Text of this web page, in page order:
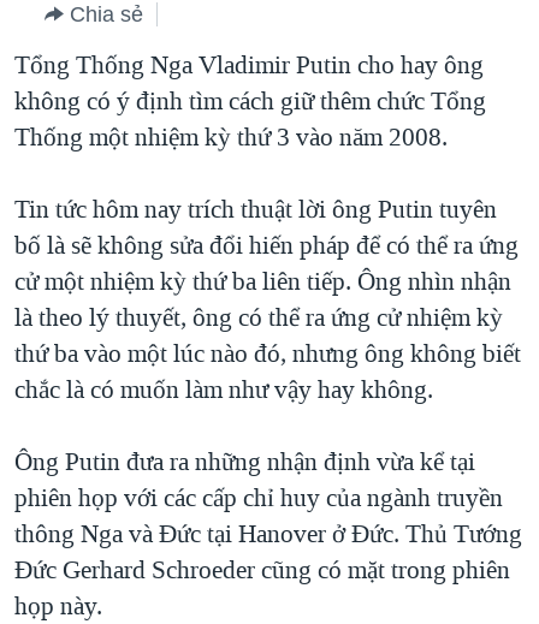
hướng
chính
Đi
"Tìm"
DIỄN ĐÀN
MỤC
TỰ DO BÁO CHÍ
VẠCH TRẦN TIN GIẢ
NGƯỜI VIỆT HẢI NGOẠI
ĐỜI SỐNG
KINH TẾ
KHOA HỌC
THỂ THAO
GIÁO DỤC
CHUYÊN ĐỀ
CHIẾN TRANH THƯƠNG MẠI CỦA MỸ: QUÁ KHỨ VÀ HIỆN
HÀNH TRÌNH BẦU CỬ 2024
MỘT NĂM CHIẾN TRANH TẠI DẢI GAZA
GIẢI MÃ VÀNH ĐAI & CON ĐƯỜNG
NGÀY TỊ NẠN THẾ GIỚI
TRỊNH VĨNH BÌNH - NGƯỜI HẠ 'BÊN THẮNG CUỘC'
CHI PHÍ CHIẾN TRANH AFGHANISTAN
CÁC GIÁ TRỊ CỘNG HÒA Ở VIỆT NAM
THƯỢNG ĐỈNH TRUMP-KIM TẠI VIỆT NAM
TRỊNH VĨNH BÌNH VS. CHÍNH PHỦ VIỆT NAM
HỌC TIẾNG ANH
VIDEO
NGHE
MẠNG XÃ HỘI
Chia sẻ
Tổng Thống Nga Vladimir Putin cho hay ông
không có ý định tìm cách giữ thêm chức Tổng
Thống một nhiệm kỳ thứ 3 vào năm 2008.
Tin tức hôm nay trích thuật lời ông Putin tuyên
bố là sẽ không sửa đổi hiến pháp để có thể ra ứng
cử một nhiệm kỳ thứ ba liên tiếp. Ông nhìn nhận
là theo lý thuyết, ông có thể ra ứng cử nhiệm kỳ
thứ ba vào một lúc nào đó, nhưng ông không biết
chắc là có muốn làm như vậy hay không.
Ông Putin đưa ra những nhận định vừa kể tại
phiên họp với các cấp chỉ huy của ngành truyền
thông Nga và Đức tại Hanover ở Đức. Thủ Tướng
Đức Gerhard Schroeder cũng có mặt trong phiên
họp này.